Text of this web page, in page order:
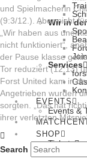
Wir in
Services
EVENTS
Events &
SHOP
Tickets
Sportswear
und Spielmacherin
(9:3/12.). Aber nicht
„Wir haben aus
nicht funktioniert“,
der Pause klasse
Tor reduziert (12:13)
Forst United kam in
Angetrieben wurden
sorgten. „Das hat
ihrer verletzten
Search